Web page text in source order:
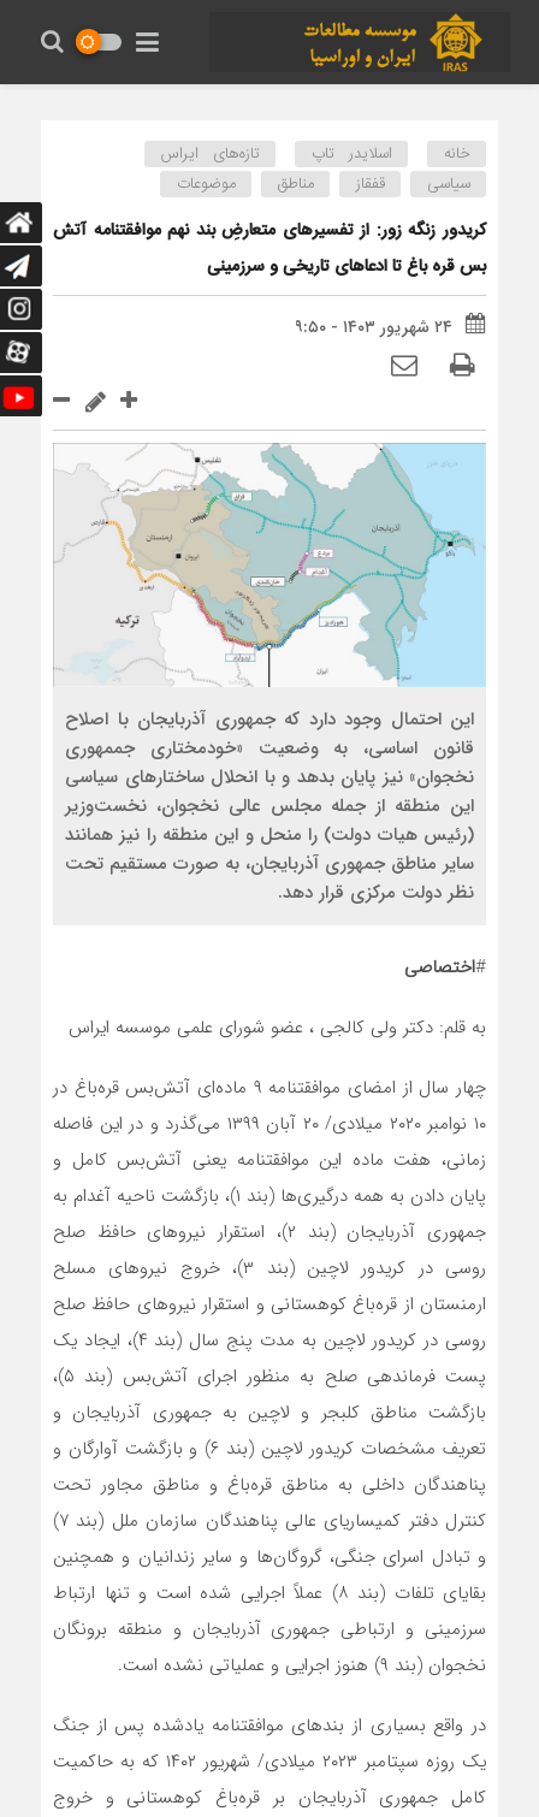
خانه اسلایدر تاپ
تازه‌های ایراس
سیاسی
قفقاز مناطق موضوعات
کریدور زنگه زور: از تفسیرهای متعارضِ بند نهم موافقتنامه آتش
بس قره باغ تا ادعاهای تاریخی و سرزمینی
۲۴ شهریور ۱۴۰۳ - ۹:۵۰
این احتمال وجود دارد که جمهوری آذربایجان با اصلاح
قانون اساسی، به وضعیت «خودمختاری جممهوری
نخجوان» نیز پایان بدهد و با انحلال ساختارهای سیاسی
این منطقه از جمله مجلس عالی نخجوان، نخست‌وزیر
(رئیس هیات دولت) را منحل و این منطقه را نیز همانند
سایر مناطق جمهوری آذربایجان، به صورت مستقیم تحت
نظر دولت مرکزی قرار دهد.
#اختصاصی
به قلم: دکتر ولی کالجی ، عضو شورای علمی موسسه ایراس
چهار سال از امضای موافقتنامه ۹ ماده‌ای ‌آتش‌بس ‌قره‌باغ در
۱۰ نوامبر ۲۰۲۰ میلادی/ ۲۰ آبان ۱۳۹۹ می‌گذرد و در این فاصله
زمانی، هفت ماده این موافقتنامه یعنی آتش‌بس کامل و
پایان دادن به همه درگیری‌‌ها (بند ۱)، بازگشت ناحیه آغدام به
جمهوری آذربایجان (بند ۲)، استقرار نیروهای حافظ صلح
روسی در کریدور لاچین (بند ۳)، خروج نیروهای مسلح
ارمنستان از قره‌باغ کوهستانی و استقرار نیروهای حافظ صلح
روسی در کریدور لاچین به مدت پنج سال (بند ۴)، ایجاد یک
پست فرماندهی صلح به منظور اجرای ‌آتش‌بس (بند ۵)،
بازگشت مناطق کلبجر و لاچین به جمهوری آذربایجان و
تعریف مشخصات کریدور لاچین (بند ۶) و بازگشت آوارگان و
پناهندگان داخلی به مناطق ‌قره‌باغ و مناطق مجاور تحت
کنترل دفتر کمیساریای عالی پناهندگان سازمان ملل (بند ۷)
و تبادل اسرای جنگی، گروگان‌ها و سایر زندانیان و همچنین
بقایای تلفات (بند ۸) عملاً اجرایی شده است و تنها ارتباط
سرزمینی و ارتباطی جمهوری آذربایجان و منطقه برونگان
نخجوان (بند ۹) هنوز اجرایی و عملیاتی نشده است.
در واقع بسیاری از بندهای موافقتنامه یادشده پس از جنگ
یک روزه سپتامبر ۲۰۲۳ میلادی/ شهریور ۱۴۰۲ که به حاکمیت
کامل جمهوری آذربایجان بر ‌قره‌باغ کوهستانی و خروج